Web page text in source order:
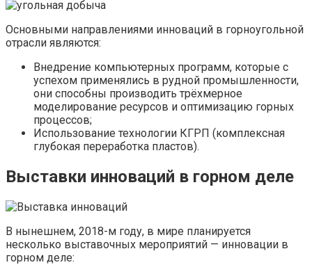
Основными направлениями инноваций в горноугольной
отрасли являются:
Внедрение компьютерных программ, которые с
успехом применялись в рудной промышленности,
они способны производить трёхмерное
моделирование ресурсов и оптимизацию горных
процессов;
Использование технологии КГРП (комплексная
глубокая переработка пластов).
Выставки инноваций в горном деле
В нынешнем, 2018-м году, в мире планируется
несколько выставочных мероприятий — инновации в
горном деле: